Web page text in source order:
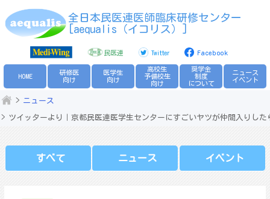
to
全日本民医連医師臨床研修センター
[aequalis（イコリス）]
民医連 Twitter Facebook
HOME
研修医
向け
医学生
向け
高校生
予備校生
向け
奨学金
制度
について
ニュース
イベント
ニュース
ツイッターより｜京都民医連医学生センターにすごいヤツが仲間入りした
すべて ニュース イベント